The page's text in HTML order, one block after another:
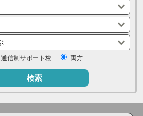
通信制サポート校 両方
検索